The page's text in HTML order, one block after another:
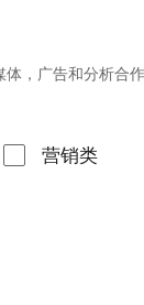
，广告和分析合
营销类